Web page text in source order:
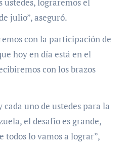
julio”, aseguró.
con la participación de
hoy en día está en el
con los brazos
cada uno de ustedes para la
el desafío es grande,
todos lo vamos a lograr”,